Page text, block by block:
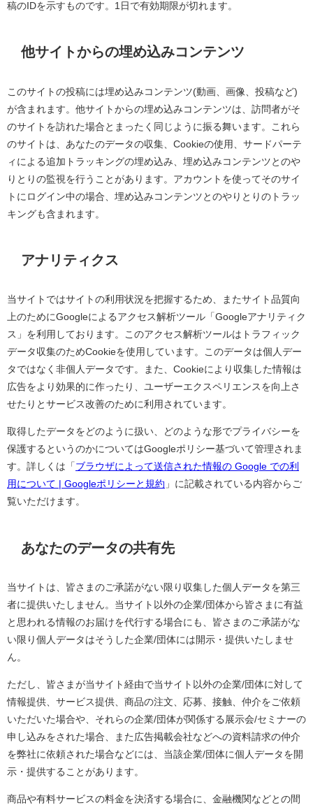
稿の IDを示すものです。 1 日で有効期限が切れます。
他サイトからの埋め込みコンテンツ
このサイトの投稿には埋め込みコンテンツ(動画、画像、投稿など)
が含まれます。他サイトからの埋め込みコンテンツは、訪問者がそ
のサイトを訪れた場合とまったく同じように振る舞います。これら
のサイトは、あなたのデータの収集、 Cookieの使用、サードパーテ
ィによる追加トラッキングの埋め込み、埋め込みコンテンツとのや
りとりの監視を行うことがあります。アカウントを使ってそのサイ
トにログイン中の場合、埋め込みコンテンツとのやりとりのトラッ
キングも含まれます。
アナリティクス
当サイトではサイトの利用状況を把握するため、またサイト品質向
上のためにGoogleによるアクセス解析ツール「Googleアナリティク
ス」を利用しております。このアクセス解析ツールはトラフィック
データ収集のためCookieを使用しています。このデータは個人デー
タではなく非個人データです。また、 Cookieにより収集した情報は
広告をより効果的に作ったり、ユーザーエクスペリエンスを向上さ
せたりとサービス改善のために利用されています。
取得したデータをどのように扱い、どのような形でプライバシーを
保護するというのかについてはGoogleポリシー基づいて管理されま
す。詳しくは「 ブラウザによって送信された情報の Google での利
用について
| Googleポリシーと規約 」に記載されている内容からご
覧いただけます。
あなたのデータの共有先
当サイトは、皆さまのご承諾がない限り収集した個人データを第三
者に提供いたしません。当サイト以外の企業/団体から皆さまに有益
と思われる情報のお届けを代行する場合にも、皆さまのご承諾がな
い限り個人データはそうした企業/団体には開示・提供いたしませ
ん。
ただし、皆さまが当サイト経由で当サイト以外の企業/団体に対して
情報提供、サービス提供、商品の注文、応募、接触、仲介をご依頼
いただいた場合や、それらの企業/団体が関係する展示会/セミナーの
申し込みをされた場合、また広告掲載会社などへの資料請求の仲介
を弊社に依頼された場合などには、当該企業/団体に個人データを開
示・提供することがあります。
商品や有料サービスの料金を決済する場合に、金融機関などとの間